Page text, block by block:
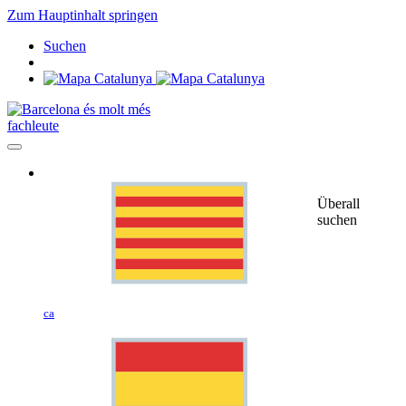
Zum Hauptinhalt springen
Suchen
fachleute
ca
Überall
suchen